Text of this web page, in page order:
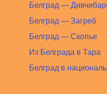
Белград —
Белград — Загреб
Белград — Скопье
Из Белграда в Тарa
Белград в